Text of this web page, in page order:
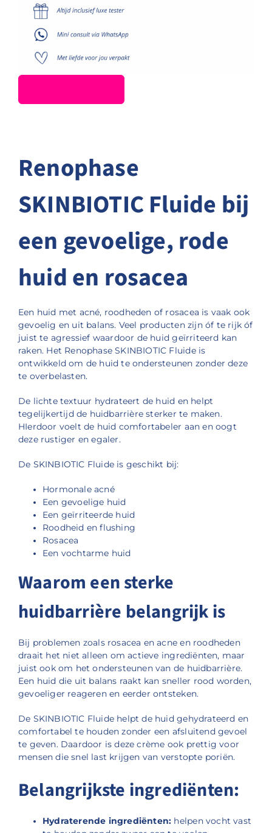
Renophase
SKINBIOTIC Fluide bij
een gevoelige, rode
huid en rosacea
Een huid met acné, roodheden of rosacea is vaak ook
gevoelig en uit balans. Veel producten zijn óf te rijk óf
juist te agressief waardoor de huid geïrriteerd kan
raken. Het Renophase SKINBIOTIC Fluide is
ontwikkeld om de huid te ondersteunen zonder deze
te overbelasten.
De lichte textuur hydrateert de huid en helpt
tegelijkertijd de huidbarrière sterker te maken.
HIerdoor voelt de huid comfortabeler aan en oogt
deze rustiger en egaler.
De SKINBIOTIC Fluide is geschikt bij:
Hormonale acné
Een gevoelige huid
Een geïrriteerde huid
Roodheid en flushing
Rosacea
Een vochtarme huid
Waarom een sterke
huidbarrière belangrijk is
Bij problemen zoals rosacea en acne en roodheden
draait het niet alleen om actieve ingrediënten, maar
juist ook om het ondersteunen van de huidbarrière.
Een huid die uit balans raakt kan sneller rood worden,
gevoeliger reageren en eerder ontsteken.
De SKINBIOTIC Fluide helpt de huid gehydrateerd en
comfortabel te houden zonder een afsluitend gevoel
te geven. Daardoor is deze crème ook prettig voor
mensen die snel last krijgen van verstopte poriën.
Belangrijkste ingrediënten:
Hydraterende ingrediënten: helpen vocht vast